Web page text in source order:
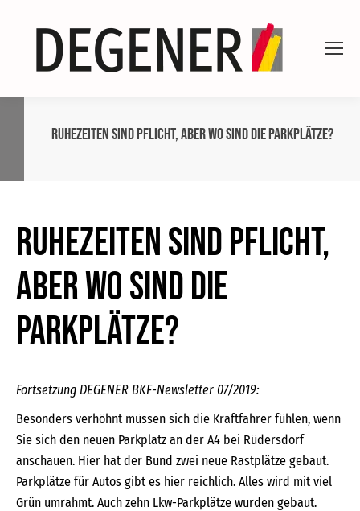
Ruhezeiten sind Pflicht, aber wo sind die Parkplätze?
Ruhezeiten sind Pflicht,
aber wo sind die
Parkplätze?
Fortsetzung DEGENER BKF-Newsletter 07/2019:
Besonders verhöhnt müssen sich die Kraftfahrer fühlen, wenn
Sie sich den neuen Parkplatz an der A4 bei Rüdersdorf
anschauen. Hier hat der Bund zwei neue Rastplätze gebaut.
Parkplätze für Autos gibt es hier reichlich. Alles wird mit viel
Grün umrahmt. Auch zehn Lkw-Parkplätze wurden gebaut.